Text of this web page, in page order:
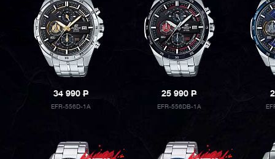
34 990P
EFR-556D-1A
25 990P
EFR-556DB-1A